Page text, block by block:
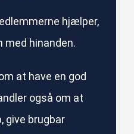
hjælper,
med hinanden.
at have en god
også om at
give brugbar